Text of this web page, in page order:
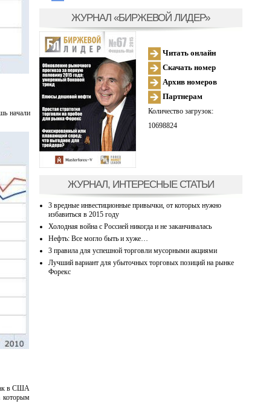
начали
в США
которым
ЖУРНАЛ «БИРЖЕВОЙ ЛИДЕР»
Читать онлайн
Скачать номер
Архив номеров
Партнерам
Количество загрузок:
10698824
ЖУРНАЛ, ИНТЕРЕСНЫЕ СТАТЬИ
3 вредные инвестиционные привычки, от которых нужно
избавиться в 2015 году
Холодная война с Россией никогда и не заканчивалась
Нефть: Все могло быть и хуже…
3 правила для успешной торговли мусорными акциями
Лучший вариант для убыточных торговых позиций на рынке
Форекс